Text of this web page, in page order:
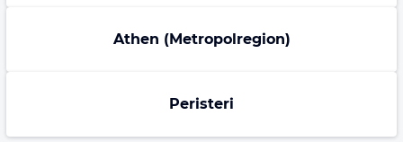
Athen (Metropolregion)
Peristeri